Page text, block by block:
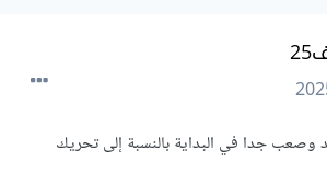
وصعب جدا في البداية بالنسبة إلى تحريك